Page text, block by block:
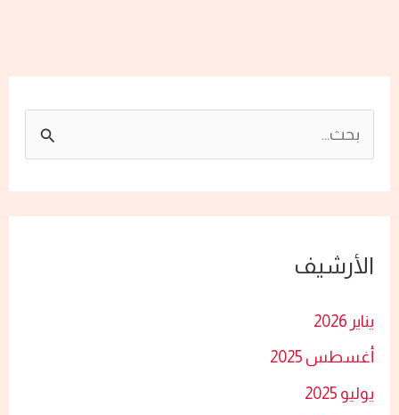
ث
ن
:
الأرشيف
يناير 2026
أغسطس 2025
يوليو 2025